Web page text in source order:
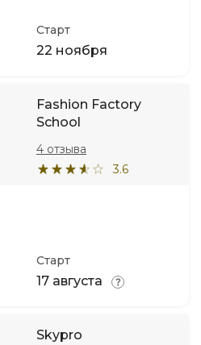
Старт
22 ноября
Fashion Factory
School
3.6
4 отзыва
Старт
17 августа
Skypro